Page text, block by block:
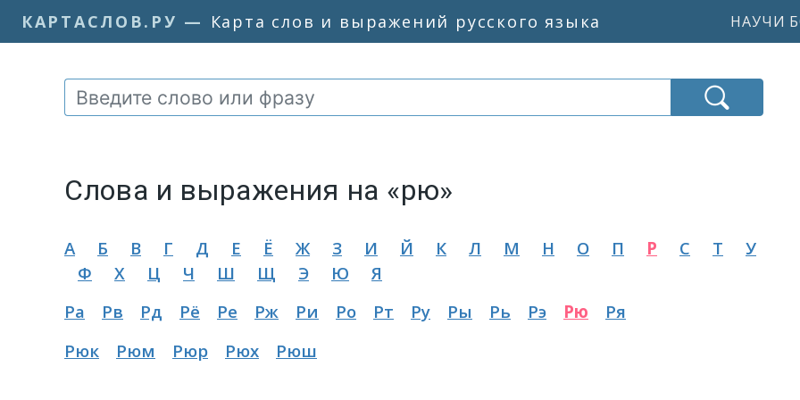
КАРТАСЛОВ.РУ — Карта слов и выражений русского языка НАУЧИ
Слова и выражения на «рю»
А Б В Г Д Е Ё Ж З И Й К Л М Н О П Р С Т
У
Ф
Х Ц Ч Ш Щ Э Ю
Я
Ра
Рв Рд Рё Ре Рж Ри Ро Рт Ру Ры Рь Рэ Рю
Ря
Рюк
Рюм Рюр Рюх Рюш